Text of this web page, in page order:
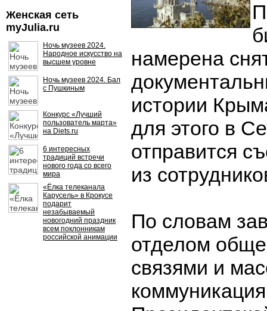
Женская сеть
myJulia.ru
Ночь музеев 2024.
Народное искусство на
высшем уровне
Ночь музеев 2024. Бал
с Пушкиным
Конкурс «Лучший
пользователь марта»
на Diets.ru
6 интересных
традиций встречи
нового года со всего
мира
«Ёлка телеканала
Карусель» в Крокусе
подарит
незабываемый
новогодний праздник
всем поклонникам
российской анимации
намерена
истории
для этого в
отправится
из
По словам
отделом
связями и